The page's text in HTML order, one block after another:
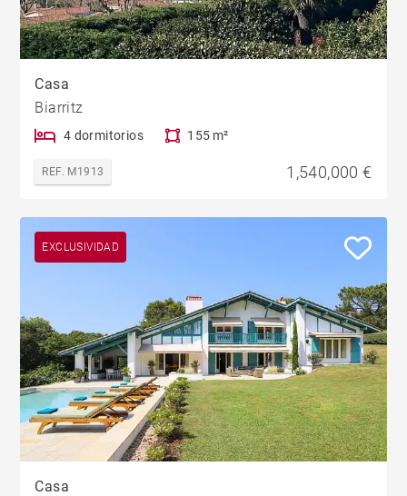
Casa
Biarritz
4 dormitorios 155 m²
REF. M1913 1,540,000 €
EXCLUSIVIDAD
Casa